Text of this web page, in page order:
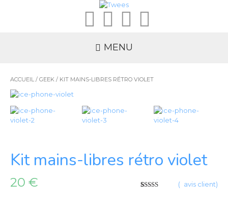
MENU
ACCUEIL / GEEK / KIT MAINS-LIBRES RÉTRO VIOLET
Kit mains-libres rétro violet
( avis client)
20 €